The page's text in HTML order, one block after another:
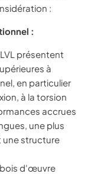
:
:
présentent
à
en particulier
à la torsion
accrues
une plus
structure
d'œuvre